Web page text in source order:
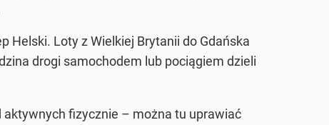
Helski. Loty z Wielkiej Brytanii do Gdańska
drogi samochodem lub pociągiem dzieli
aktywnych fizycznie – można tu uprawiać